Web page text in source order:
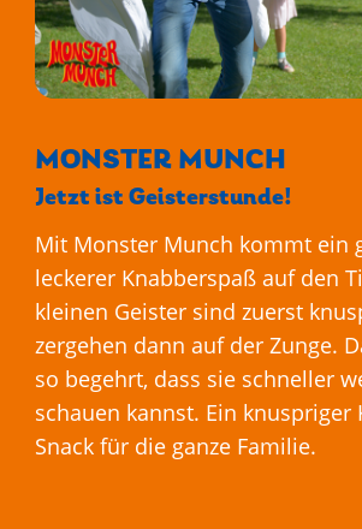
MIT UNS
ARBEITEN
MONSTER MUNCH
Jetzt ist Geisterstunde!
Mit Monster Munch kommt ein
leckerer Knabberspaß auf den
kleinen Geister sind zuerst
zergehen dann auf der Zunge.
so begehrt, dass sie schneller
schauen kannst. Ein knuspriger
Snack für die ganze Familie.